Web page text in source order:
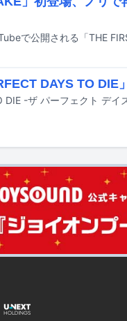
DAYS TO DIE